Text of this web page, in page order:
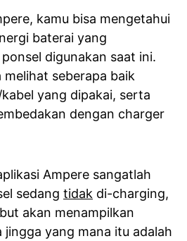
kamu bisa mengetahui
baterai yang
digunakan saat ini.
melihat seberapa baik
yang dipakai, serta
dengan charger
Ampere sangatlah
sedang tidak di-charging,
akan menampilkan
jingga yang mana itu adalah